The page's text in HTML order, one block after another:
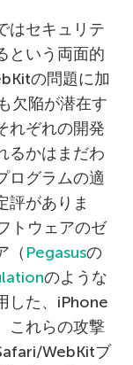
はセキュリテ
という両面的
の問題に加
欠陥が潜在す
れぞれの開発
るかはまだわ
ログラムの適
評がありま
トウェアのゼ
（ Pegasusの
のような
した、iPhone
これらの攻撃
WebKitブ